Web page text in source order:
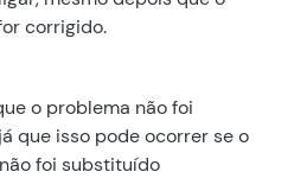
corrigido.
o problema não foi
que isso pode ocorrer se o
foi substituído